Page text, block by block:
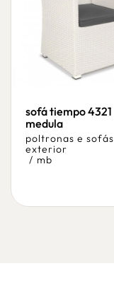
sofá tiempo 4321
medula
poltronas e sofás
exterior
/ mb